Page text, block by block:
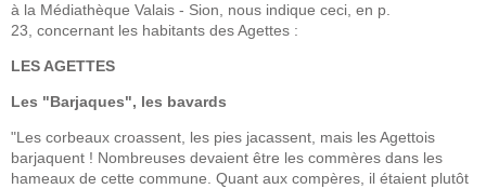
à la Médiathèque Valais - Sion, nous indique ceci, en p.
23, concernant les habitants des Agettes :
LES AGETTES
Les "Barjaques", les bavards
"Les corbeaux croassent, les pies jacassent, mais les Agettois
barjaquent ! Nombreuses devaient être les commères dans les
hameaux de cette commune. Quant aux compères, il étaient plutôt